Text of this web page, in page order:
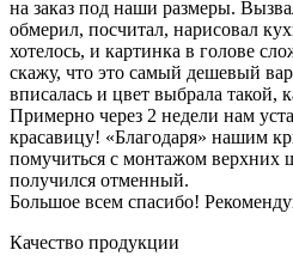
на заказ под наши размеры.
обмерил, посчитал, нарисовал
хотелось, и картинка в голове
скажу, что это самый дешевый
вписалась и цвет выбрала такой,
Примерно через 2 недели нам
красавицу! «Благодаря» нашим
помучиться с монтажом верхних
получился отменный.
Большое всем спасибо!
Качество продукции